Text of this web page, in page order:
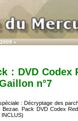
»
: DVD Codex
n°7
: Décryptage des
Bezae. Pack DVD Codex
INCLUS)